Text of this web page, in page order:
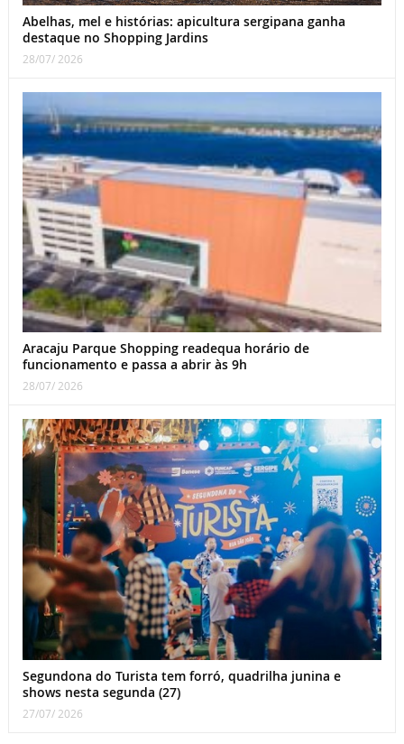
Abelhas, mel e histórias: apicultura sergipana ganha
destaque no Shopping Jardins
28/07/ 2026
Aracaju Parque Shopping readequa horário de
funcionamento e passa a abrir às 9h
28/07/ 2026
Segundona do Turista tem forró, quadrilha junina e
shows nesta segunda (27)
27/07/ 2026